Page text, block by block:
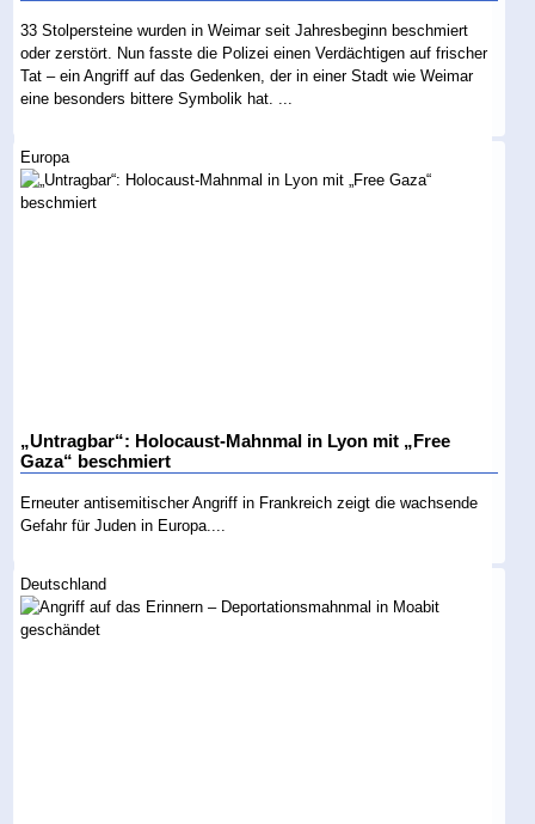
33 Stolpersteine wurden in Weimar seit Jahresbeginn beschmiert
oder zerstört. Nun fasste die Polizei einen Verdächtigen auf frischer
Tat – ein Angriff auf das Gedenken, der in einer Stadt wie Weimar
eine besonders bittere Symbolik hat. ...
Europa
„Untragbar“: Holocaust-Mahnmal in Lyon mit „Free
Gaza“ beschmiert
Erneuter antisemitischer Angriff in Frankreich zeigt die wachsende
Gefahr für Juden in Europa....
Deutschland